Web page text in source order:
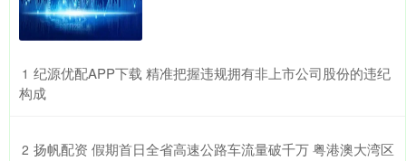
1 ​纪源优配APP下载 精准把握违规拥有非上市公司股份的违纪
构成
2 ​扬帆配资 假期首日全省高速公路车流量破千万 粤港澳大湾区